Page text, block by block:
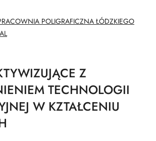
POLIGRAFICZNA ŁÓDZKIEGO
Z
TECHNOLOGII
W KZTAŁCENIU